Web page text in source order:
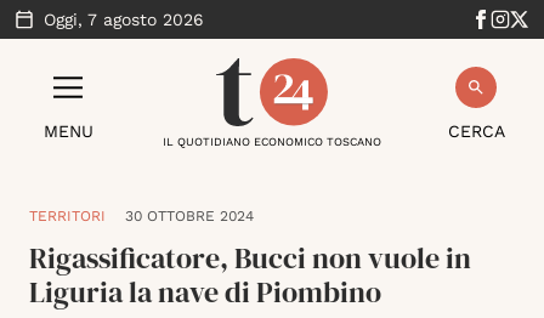
Oggi, 7 agosto 2026
MENU CERCA
IL QUOTIDIANO ECONOMICO TOSCANO
TERRITORI 30 OTTOBRE 2024
Rigassificatore, Bucci non vuole in
Liguria la nave di Piombino